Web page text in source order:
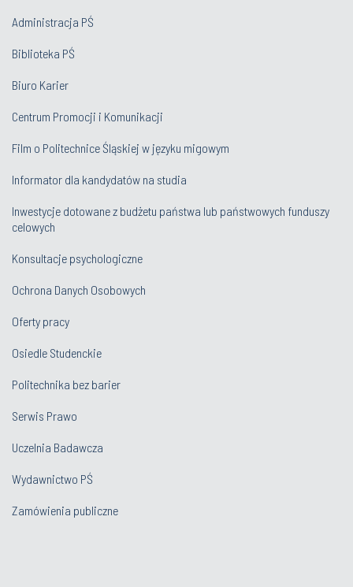
Administracja PŚ
Biblioteka PŚ
Biuro Karier
Centrum Promocji i Komunikacji
Film o Politechnice Śląskiej w języku migowym
Informator dla kandydatów na studia
Inwestycje dotowane z budżetu państwa lub państwowych funduszy
celowych
Konsultacje psychologiczne
Ochrona Danych Osobowych
Oferty pracy
Osiedle Studenckie
Politechnika bez barier
Serwis Prawo
Uczelnia Badawcza
Wydawnictwo PŚ
Zamówienia publiczne